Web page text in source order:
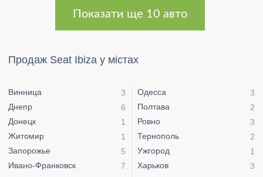
Показати ще 10 авто
Продаж Seat Ibiza у містах
Винница
3
Днепр
6
Донецк
1
Житомир
1
Запорожье
5
Ивано-Франковск
7
Одесса
3
Полтава
2
Ровно
3
Тернополь
2
Ужгород
1
Харьков
3